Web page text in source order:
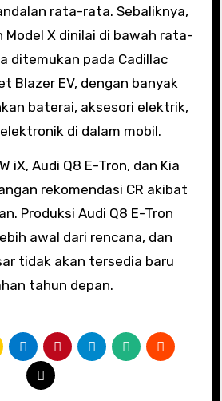
rata-rata. Sebaliknya,
Model X dinilai di bawah rata-
ditemukan pada Cadillac
Blazer EV, dengan banyak
baterai, aksesori elektrik,
di dalam mobil.
iX, Audi Q8 E-Tron, dan Kia
rekomendasi CR akibat
Produksi Audi Q8 E-Tron
awal dari rencana, dan
tidak akan tersedia baru
tahun depan.